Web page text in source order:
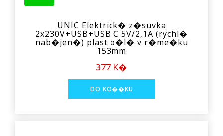
UNIC Elektrick� z�suvka
2x230V+USB+USB C 5V/2,1A (rychl�
nab�jen�) plast b�l� v r�me�ku
153mm
377 K�